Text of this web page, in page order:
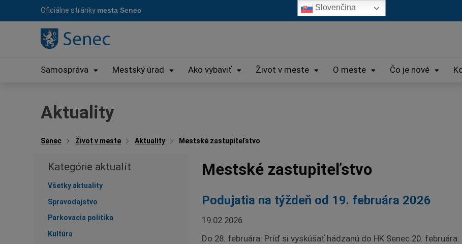
Oficiálne stránky mesta Senec
Samospráva Mestský úrad Ako vybaviť Život v meste O meste Čo je nové
Aktuality
Senec Život v meste Aktuality Mestské zastupiteľstvo
Kategórie aktualít
Všetky aktuality
Spravodajstvo
Parkovacia politika
Kultúra
Mestské zastupiteľstvo
Podujatia na týždeň od 19. februára 2026
19.02.2026
Do 28. februára: Príď si vyskúšať hádzanú do HK Senec 20. februára:
Slovenčina